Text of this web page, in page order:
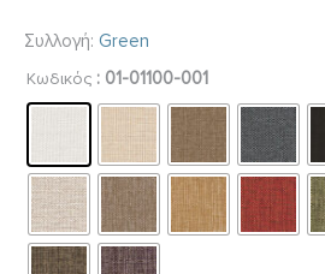
Συλλογή: Green
Κωδικός : 01-01100-001